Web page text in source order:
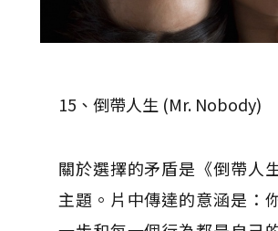
15、倒帶人生 (Mr. Nobody)
關於選擇的矛盾是《倒帶人
主題。片中傳達的意涵是：